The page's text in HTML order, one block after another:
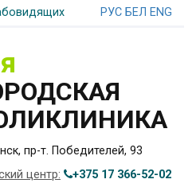
РУС БЕЛ ENG
пр-т. Победителей, 93
центр:
+375 17 366-52-02